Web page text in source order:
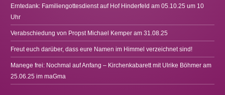
Erntedank: Familiengottesdienst auf Hof Hinderfeld am 05.10.25 um 10
Uhr
Verabschiedung von Propst Michael Kemper am 31.08.25
Freut euch darüber, dass eure Namen im Himmel verzeichnet sind!
Manege frei: Nochmal auf Anfang – Kirchenkabarett mit Ulrike Böhmer am
25.06.25 im maGma